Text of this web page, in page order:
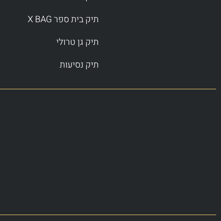
תיק בית ספר X BAG
תיק גן טרולי
תיק נסיעות